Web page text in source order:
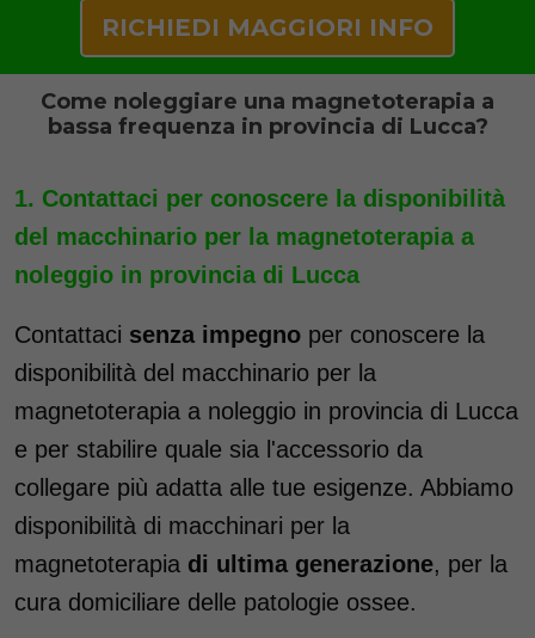
RICHIEDI MAGGIORI INFO
Come noleggiare una magnetoterapia a
bassa frequenza in provincia di Lucca?
Contattaci per conoscere la disponibilità
del macchinario per la magnetoterapia a
noleggio in provincia di Lucca
Contattaci senza impegno per conoscere la
disponibilità del macchinario per la
magnetoterapia a noleggio in provincia di Lucca
e per stabilire quale sia l'accessorio da
collegare più adatta alle tue esigenze. Abbiamo
disponibilità di macchinari per la
magnetoterapia di ultima generazione, per la
cura domiciliare delle patologie ossee.